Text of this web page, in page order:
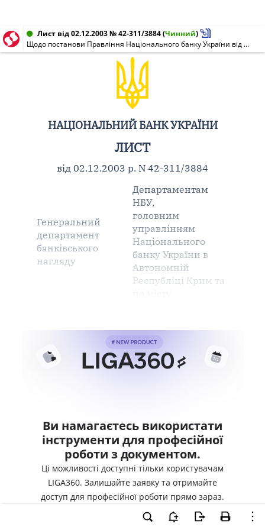
Лист від 02.12.2003 № 42-311/3884(Чинний)
Щодо постанови Правління Національного банку України від 12.11.2003 N 489
НАЦІОНАЛЬНИЙ БАНК УКРАЇНИ
ЛИСТ
від 02.12.2003 р. N 42-311/3884
Генеральний
департамент
банківського
нагляду
Департаментам
НБУ,
головним
управлінням
Національного
банку України в
Автономній
Республіці Крим та
Ви намагаєтесь використати
інструменти для професійної
роботи з документом.
Ці можливості доступні тільки користувачам
LIGA360. Залишайте заявку та отримайте
доступ для професійної роботи прямо зараз.